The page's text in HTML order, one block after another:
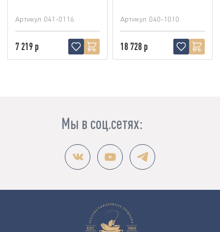
Артикул 041-0116
7 219 р
Артикул 040-1010
18 728 р
Мы в соц.сетях: